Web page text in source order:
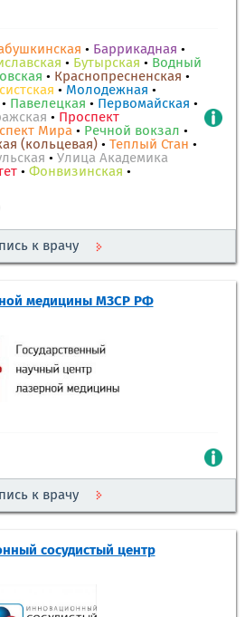
• Баррикадная •
• Бутырская • Водный
• Краснопресненская •
• Молодежная •
• Павелецкая • Первомайская •
• Проспект
Мира • Речной вокзал •
(кольцевая) • Теплый Стан •
• Улица Академика
• Фонвизинская •
к врачу
медицины МЗСР РФ
к врачу
сосудистый центр